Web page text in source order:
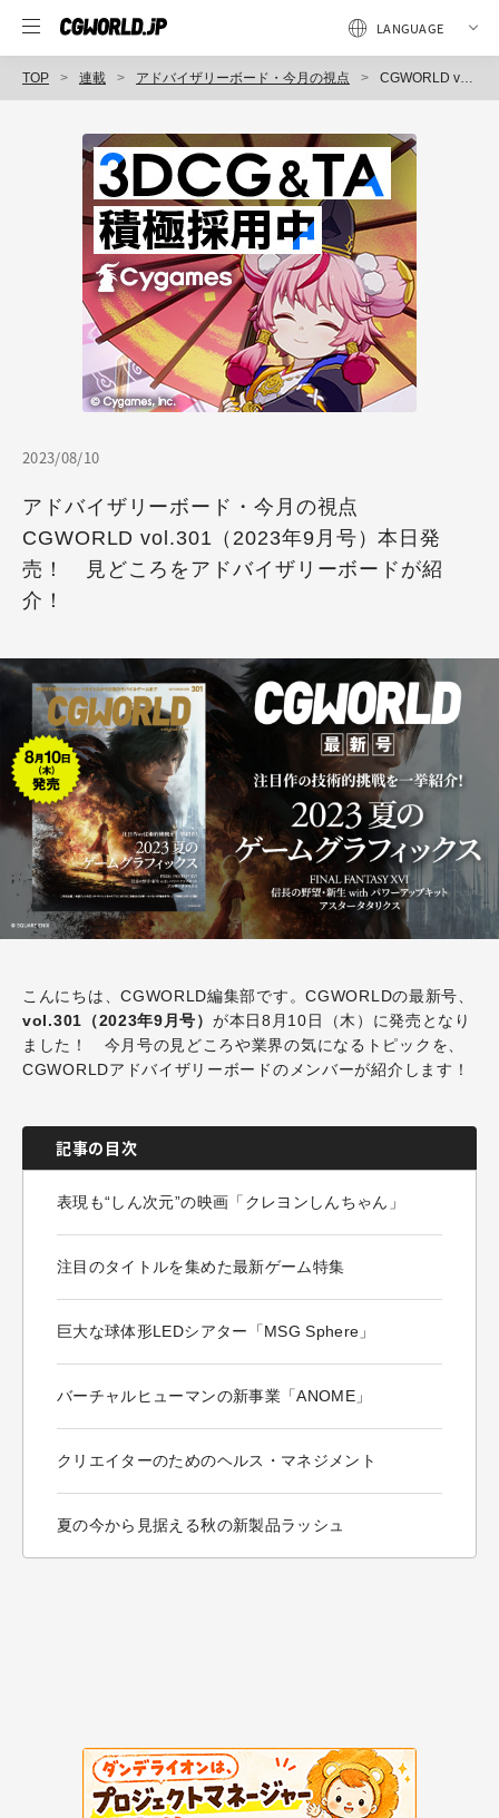
TOP 連載 アドバイザリーボード・今月の視点 CGWORLD vol.301（2023年9月号）本日発売！ 見どころをアドバイザリーボードが紹介！
2023/08/10
アドバイザリーボード・今月の視点
CGWORLD vol.301（2023年9月号）本日発
売！ 見どころをアドバイザリーボードが紹
介！
こんにちは、CGWORLD編集部です。CGWORLDの最新号、
vol.301（2023年9月号） が本日8月10日（木）に発売となり
ました！ 今月号の見どころや業界の気になるトピックを、
CGWORLDアドバイザリーボードのメンバーが紹介します！
記事の目次
表現も“しん次元”の映画「クレヨンしんちゃん」
注目のタイトルを集めた最新ゲーム特集
巨大な球体形LEDシアター「MSG Sphere」
バーチャルヒューマンの新事業「ANOME」
クリエイターのためのヘルス・マネジメント
夏の今から見据える秋の新製品ラッシュ